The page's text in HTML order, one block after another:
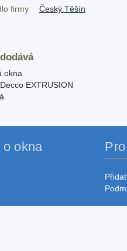
firmy
Český Těšín
okna
EXTRUSION
o okna